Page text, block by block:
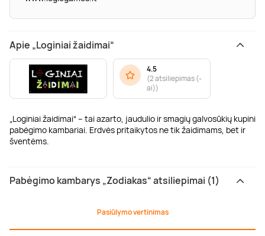
Apie „Loginiai žaidimai“
„Loginiai žaidimai“ – tai azarto, jaudulio ir smagių galvosūkių kupini
pabėgimo kambariai. Erdvės pritaikytos ne tik žaidimams, bet ir
šventėms.
4.5
(2 atsiliepimas (-
ai))
Pabėgimo kambarys „Zodiakas“ atsiliepimai (1)
Pasiūlymo vertinimas